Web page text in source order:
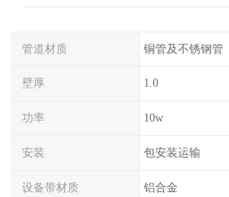
管道材质 铜管及不锈钢管
壁厚 1.0
功率 10w
安装 包安装运输
设备带材质 铝合金